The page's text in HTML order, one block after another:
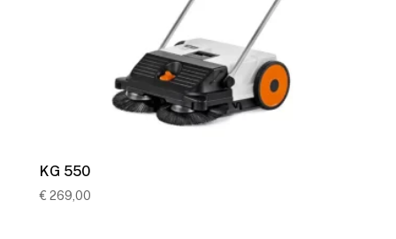
KG 550
€ 269,00